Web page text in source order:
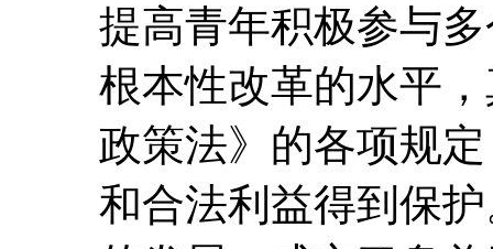
提高青年积极参与
根本性改革的水平
政策法》的各项规
和合法利益得到保